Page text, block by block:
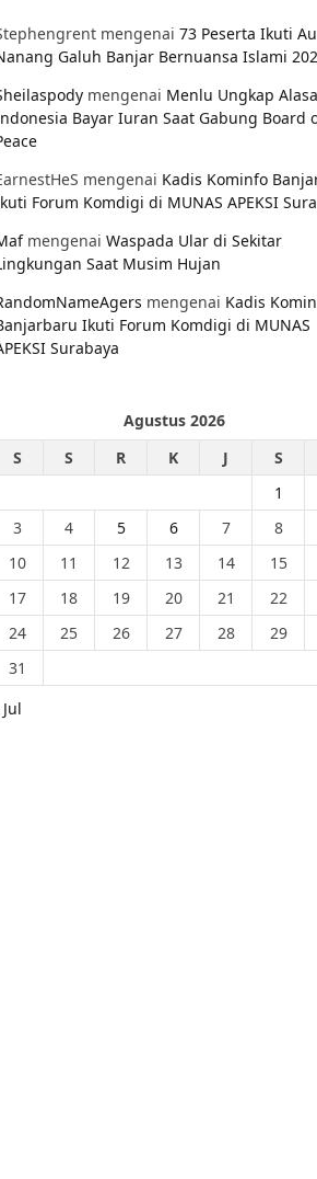
mengenai 73 Peserta Ikuti
Galuh Banjar Bernuansa Islami
mengenai Menlu Ungkap
Bayar Iuran Saat Gabung Board
mengenai Kadis Kominfo
Forum Komdigi di MUNAS APEKSI
mengenai Waspada Ular di Sekitar
Saat Musim Hujan
mengenai Kadis
Ikuti Forum Komdigi di MUNAS
Surabaya
Agustus 2026
S
S R K J S
1
3
4 5 6 7 8
10
11 12 13 14 15
17
18 19 20 21 22
24
25 26 27 28 29
31